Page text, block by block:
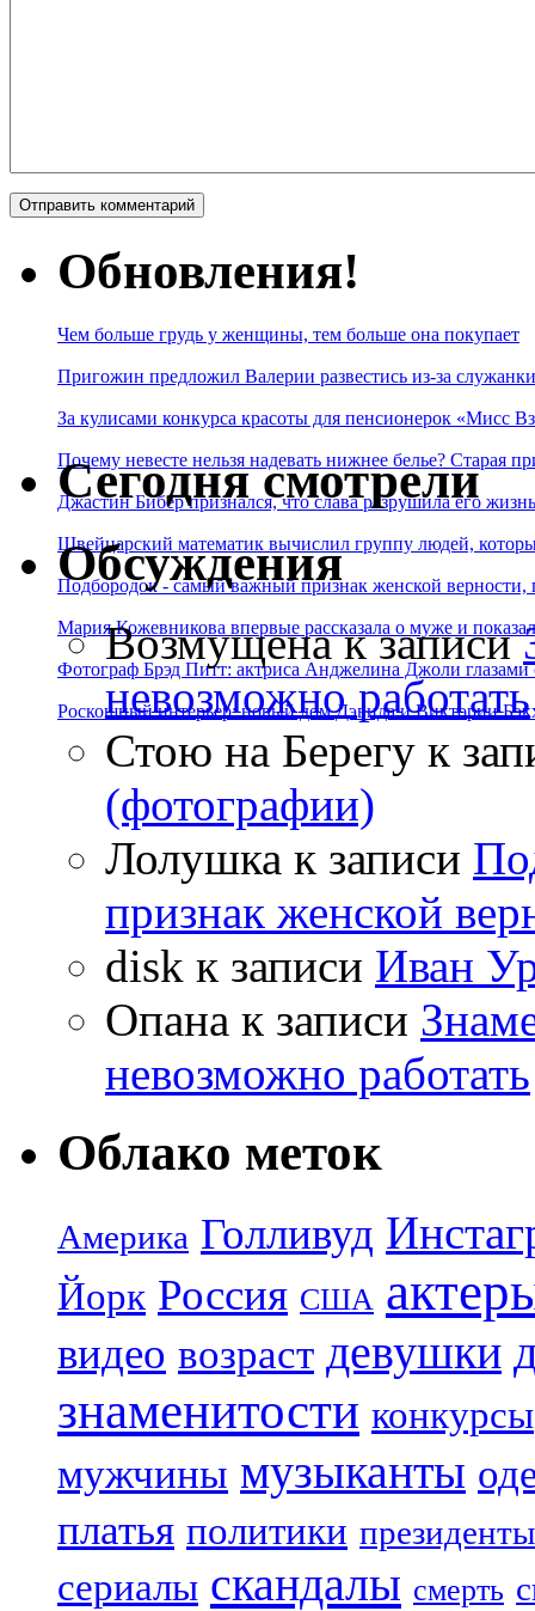
Обновления!
Чем больше грудь у женщины, тем больше она покупает
Пригожин предложил Валерии развестись из-за
За кулисами конкурса красоты для пенсионерок «Мисс
Почему невесте нельзя надевать нижнее белье? Старая
Джастин Бибер признался, что слава разрушила его
Швейцарский математик вычислил группу людей,
Подбородок - самый важный признак женской
Мария Кожевникова впервые рассказала о муже и
Фотограф Брэд Питт: актриса Анджелина Джоли глазами
Роскошный интерьер: новый дом Дэвида и Виктории
Сегодня смотрели
Обсуждения
Возмущенак записи
невозможно работать
Стою на Берегу к
(фотографии)
Лолушка к записи
признак женской
disk к записи Иван
Опана к записи
невозможно работать
Облако меток
Америка Голливуд
Йорк Россия США
видео возраст девушки
знаменитости конкурсы
мужчины музыканты
платья политики президенты
сериалы скандалы смерть